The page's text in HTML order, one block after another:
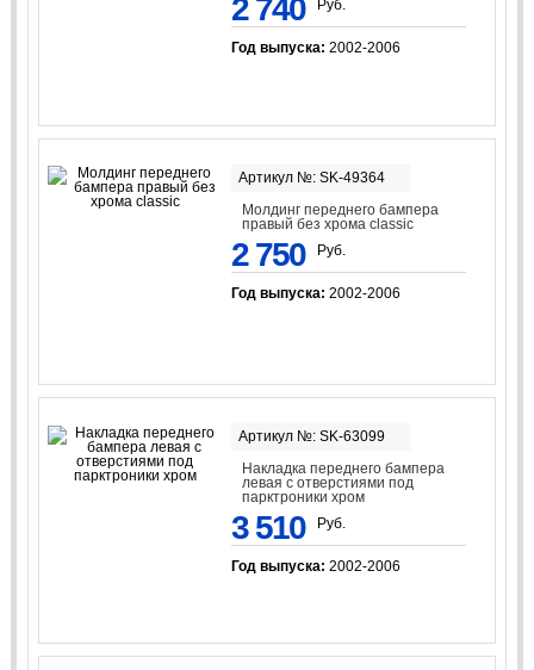
2 740 Руб.
Год выпуска: 2002-2006
Артикул №: SK-49364
Молдинг переднего бампера
правый без хрома classic
2 750 Руб.
Год выпуска: 2002-2006
Артикул №: SK-63099
Накладка переднего бампера
левая с отверстиями под
парктроники хром
3 510 Руб.
Год выпуска: 2002-2006